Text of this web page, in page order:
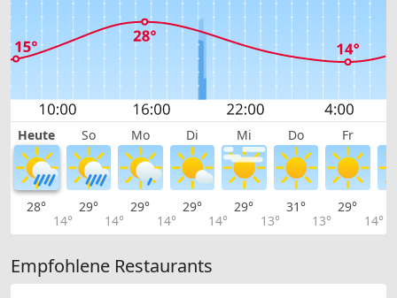
Heute So Mo Di Mi Do Fr
28°
14°
29°
14°
29°
14°
29°
14°
29°
13°
31°
13°
29°
14°
Empfohlene Restaurants